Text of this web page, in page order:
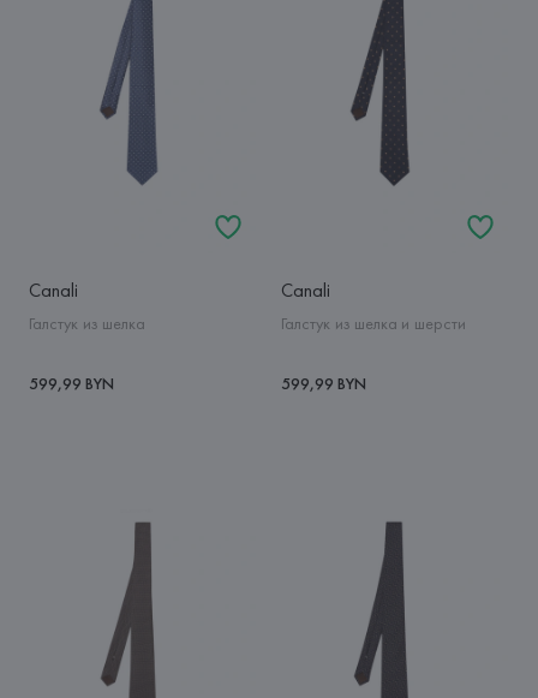
Canali
Галстук из шелка
599,99 BYN
Canali
Галстук из шелка и шерсти
599,99 BYN